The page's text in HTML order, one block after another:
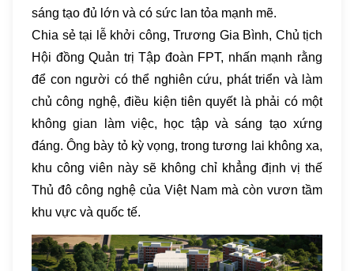
sáng tạo đủ lớn và có sức lan tỏa mạnh mẽ.
Chia sẻ tại lễ khởi công, Trương Gia Bình, Chủ tịch
Hội đồng Quản trị Tập đoàn FPT, nhấn mạnh rằng
để con người có thể nghiên cứu, phát triển và làm
chủ công nghệ, điều kiện tiên quyết là phải có một
không gian làm việc, học tập và sáng tạo xứng
đáng. Ông bày tỏ kỳ vọng, trong tương lai không xa,
khu công viên này sẽ không chỉ khẳng định vị thế
Thủ đô công nghệ của Việt Nam mà còn vươn tầm
khu vực và quốc tế.